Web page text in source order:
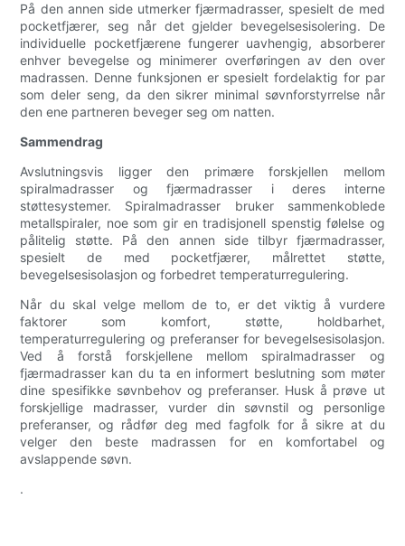
På den annen side utmerker fjærmadrasser, spesielt de med
pocketfjærer, seg når det gjelder bevegelsesisolering. De
individuelle pocketfjærene fungerer uavhengig, absorberer
enhver bevegelse og minimerer overføringen av den over
madrassen. Denne funksjonen er spesielt fordelaktig for par
som deler seng, da den sikrer minimal søvnforstyrrelse når
den ene partneren beveger seg om natten.
Sammendrag
Avslutningsvis ligger den primære forskjellen mellom
spiralmadrasser og fjærmadrasser i deres interne
støttesystemer. Spiralmadrasser bruker sammenkoblede
metallspiraler, noe som gir en tradisjonell spenstig følelse og
pålitelig støtte. På den annen side tilbyr fjærmadrasser,
spesielt de med pocketfjærer, målrettet støtte,
bevegelsesisolasjon og forbedret temperaturregulering.
Når du skal velge mellom de to, er det viktig å vurdere
faktorer som komfort, støtte, holdbarhet,
temperaturregulering og preferanser for bevegelsesisolasjon.
Ved å forstå forskjellene mellom spiralmadrasser og
fjærmadrasser kan du ta en informert beslutning som møter
dine spesifikke søvnbehov og preferanser. Husk å prøve ut
forskjellige madrasser, vurder din søvnstil og personlige
preferanser, og rådfør deg med fagfolk for å sikre at du
velger den beste madrassen for en komfortabel og
avslappende søvn.
.